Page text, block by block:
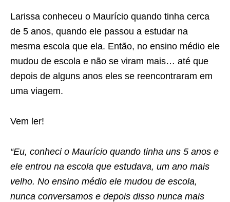
Larissa conheceu o Maurício quando tinha cerca
de 5 anos, quando ele passou a estudar na
mesma escola que ela. Então, no ensino médio ele
mudou de escola e não se viram mais… até que
depois de alguns anos eles se reencontraram em
uma viagem.
Vem ler!
“Eu, conheci o Maurício quando tinha uns 5 anos e
ele entrou na escola que estudava, um ano mais
velho. No ensino médio ele mudou de escola,
nunca conversamos e depois disso nunca mais